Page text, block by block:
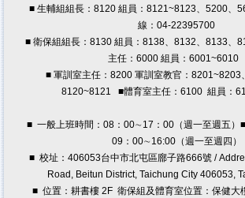
教職員諮商預約/轉介
■ 生輔組組長：8120 組員：8121~8123、5200、
線：04-22395700
■ 衛保組組長：8130 組員：8138、8132、8133、
主任：6000 組員：6001~6010
■ 軍訓室主任：8200 軍訓室教官：8201~8203
8120~8121
■體育室主任：6100 組員：
■ 一般上班時間：08：00∼17：00（週一至週五）
09：00∼16:00（週一至週四）
■ 校址：406053台中市北屯區廍子路666號 /
Road, Beitun District, Taichung City 406053,
■ 位置：耕書樓 2F 衛保組及體育室位置：保健